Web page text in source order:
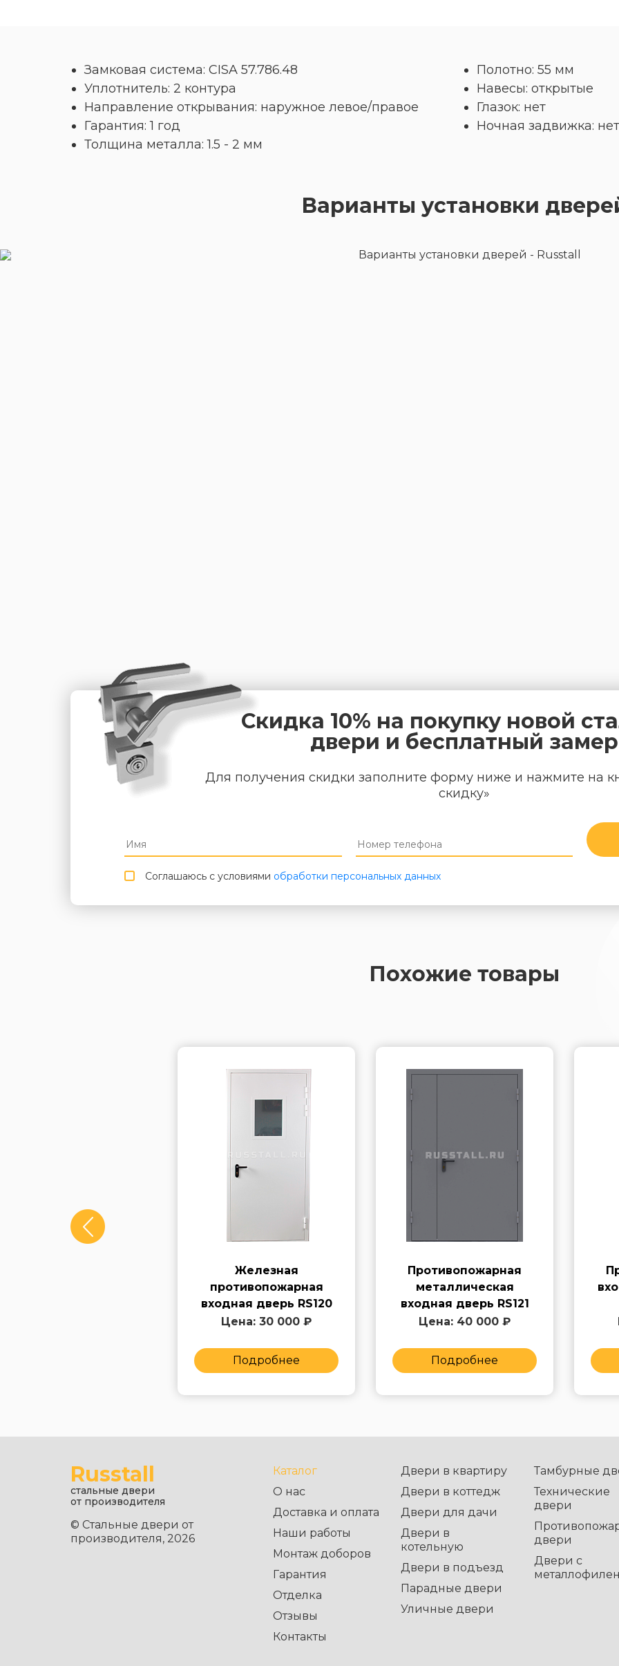
Замковая система: CISA 57.786.48
Уплотнитель: 2 контура
Направление открывания: наружное левое/правое
Гарантия: 1 год
Толщина металла: 1.5 - 2 мм
Полотно: 55 мм
Навесы: открытые
Глазок: нет
Ночная задвижка: нет
Варианты установки
Скидка 10% на покупку новой
двери и бесплатный замер
Для получения скидки заполните форму ниже и нажмите на
скидку»
Соглашаюсь с условиями обработки персональных данных
Похожие товары
Железная
противопожарная
входная дверь RS120
Цена: 30 000 ₽
Подробнее
Противопожарная
металлическая
входная дверь RS121
Цена: 40 000 ₽
Подробнее
Russtall
стальные двери
от производителя
© Стальные двери от
производителя, 2026
Каталог
О нас
Доставка и оплата
Наши работы
Монтаж доборов
Гарантия
Отделка
Отзывы
Контакты
Двери в квартиру
Двери в коттедж
Двери для дачи
Двери в
котельную
Двери в подъезд
Парадные двери
Уличные двери
Тамбурные
Технические
двери
двери
Двери с